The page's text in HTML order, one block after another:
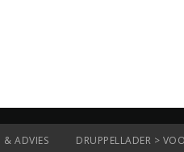
& ADVIES DRUPPELLADER >